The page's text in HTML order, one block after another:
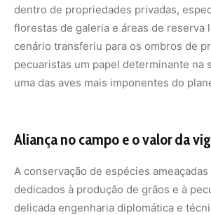
dentro de propriedades privadas,
florestas de galeria e áreas de reserva
cenário transferiu para os ombros de
pecuaristas um papel determinante na
uma das aves mais imponentes do
Aliança no campo e o valor da
A conservação de espécies
dedicados à produção de grãos e à
delicada engenharia diplomática e